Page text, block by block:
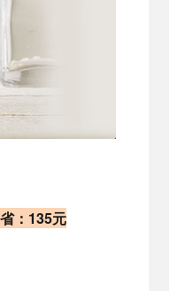
：135元